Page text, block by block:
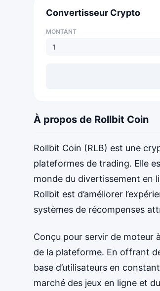
Convertisseur Crypto
MONTANT
À propos de Rollbit Coin
Rollbit Coin (RLB) est une
plateformes de trading. Elle
monde du divertissement en
Rollbit est d’améliorer
systèmes de récompenses
Conçu pour servir de moteur
de la plateforme. En offrant
base d’utilisateurs en
marché des jeux en ligne et